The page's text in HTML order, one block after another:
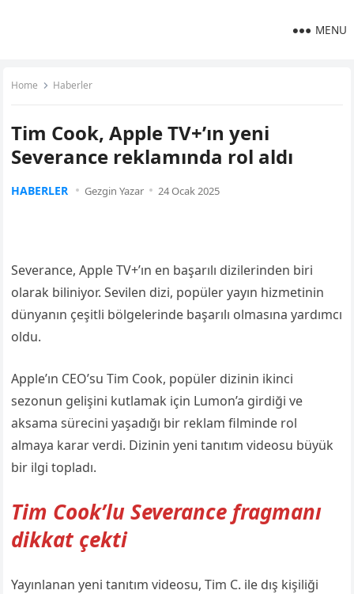
MENU
Home Haberler
Tim Cook, Apple TV+’ın yeni
Severance reklamında rol aldı
HABERLER Gezgin Yazar 24 Ocak 2025
Severance, Apple TV+’ın en başarılı dizilerinden biri
olarak biliniyor. Sevilen dizi, popüler yayın hizmetinin
dünyanın çeşitli bölgelerinde başarılı olmasına yardımcı
oldu.
Apple’ın CEO’su Tim Cook, popüler dizinin ikinci
sezonun gelişini kutlamak için Lumon’a girdiği ve
aksama sürecini yaşadığı bir reklam filminde rol
almaya karar verdi. Dizinin yeni tanıtım videosu büyük
bir ilgi topladı.
Tim Cook’lu Severance fragmanı
dikkat çekti
Yayınlanan yeni tanıtım videosu, Tim C. ile dış kişiliği